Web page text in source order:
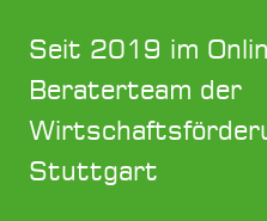
Seit 2019 im
Beraterteam der
Stuttgart